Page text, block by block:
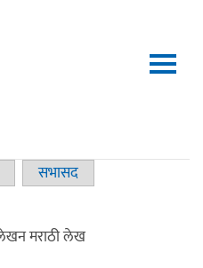
सभासद
मराठी लेख